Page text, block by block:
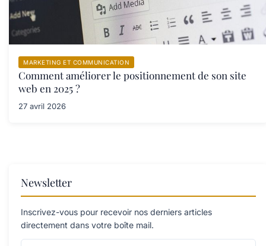
MARKETING ET COMMUNICATION
Comment améliorer le positionnement de son site
web en 2025 ?
27 avril 2026
Newsletter
Inscrivez-vous pour recevoir nos derniers articles
directement dans votre boîte mail.